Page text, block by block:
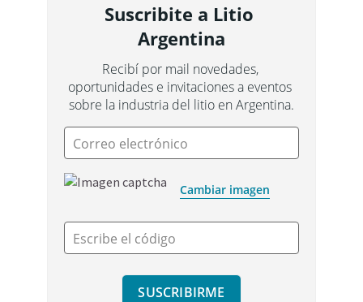
Suscribite a Litio
Argentina
Recibí por mail novedades,
oportunidades e invitaciones a eventos
sobre la industria del litio en Argentina.
Correo electrónico
Cambiar imagen
Escribe el código